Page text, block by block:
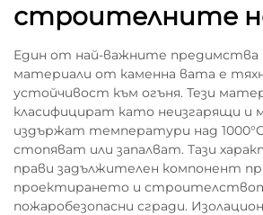
строителните
Един от най-важните предимства
материали от каменна вата е
устойчивост към огъня. Тези
класифицират като неизгарящи и
издържат температури над
стопяват или запалват. Тази
прави задължителен компонент
проектирането и
пожаробезопасни сгради.